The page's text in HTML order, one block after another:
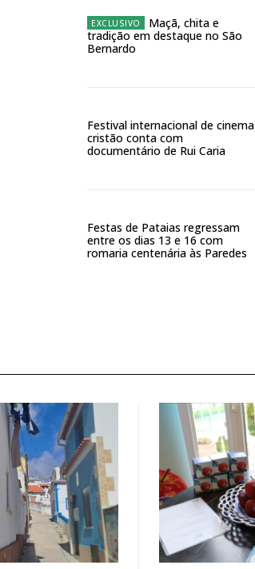
Maçã, chita e
tradição em destaque no São
Bernardo
Festival internacional de cinema
cristão conta com
documentário de Rui Caria
Festas de Pataias regressam
entre os dias 13 e 16 com
romaria centenária às Paredes